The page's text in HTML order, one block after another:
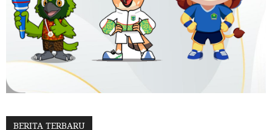
BERITA TERBARU